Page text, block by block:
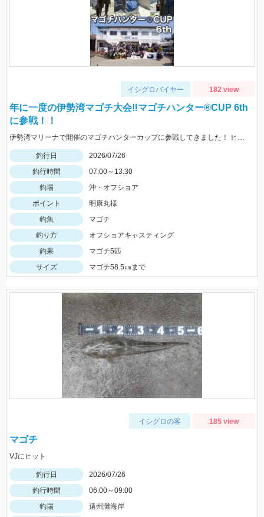
イシグロバイヤー 182 view
年に一度の伊勢湾マゴチ大会‼マゴチハンター®︎CUP 6th
に参戦！！
伊勢湾マリーナで開催のマゴチハンターカップに参戦してきました！ ヒットルアーはイージーラボ、水波、DUOジャンゴ、ドライブSSギルなど。
釣行日
2026/07/26
釣行時間
07:00～13:30
釣場
沖・オフショア
ポイント
明康丸様
釣魚
マゴチ
釣り方
オフショアキャスティング
釣果
マゴチ5匹
サイズ
マゴチ58.5㎝まで
イシグロの客 185 view
マゴチ
VJにヒット
釣行日
2026/07/26
釣行時間
06:00～09:00
釣場
遠州灘海岸